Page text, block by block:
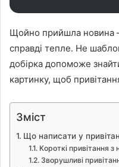
Щойно прийшла новина
справді тепле. Не
добірка допоможе
картинку, щоб
Зміст
Що написати у
Короткі привітання
Зворушливі